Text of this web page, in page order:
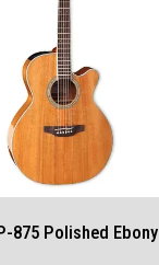
875 Polished Ebony